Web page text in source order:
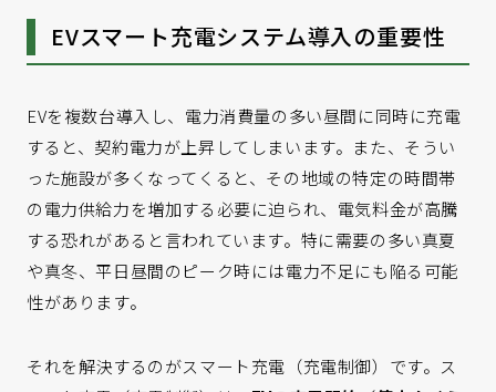
は、EVで必ずかかる「電気代」について取り上げ、電気代
が決まる仕組みと、最適解について解説します。
EVスマート充電システム導入の重要性
EVを複数台導入し、電力消費量の多い昼間に同時に充電
すると、契約電力が上昇してしまいます。また、そうい
った施設が多くなってくると、その地域の特定の時間帯
の電力供給力を増加する必要に迫られ、電気料金が高騰
する恐れがあると言われています。特に需要の多い真夏
や真冬、平日昼間のピーク時には電力不足にも陥る可能
性があります。
それを解決するのがスマート充電（充電制御）です。ス